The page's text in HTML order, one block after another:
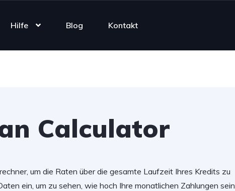
Hilfe Blog Kontakt
Calculator
um die Raten über die gesamte Laufzeit Ihres Kredits zu
ein, um zu sehen, wie hoch Ihre monatlichen Zahlungen sein